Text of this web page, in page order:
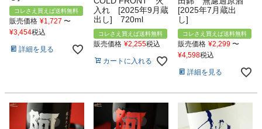
コレさえ買えば送料無料
販売価格 ¥1,727 〜
¥3,454税込
詳細を見る
入れ [2025年9月蔵
出し] 720ml
コレさえ買えば送料無料
販売価格 ¥2,255税込
カートに入れる
[2025年7月蔵出
し]
コレさえ買えば送料無料
販売価格 ¥2,299 〜
¥4,598税込
詳細を見る